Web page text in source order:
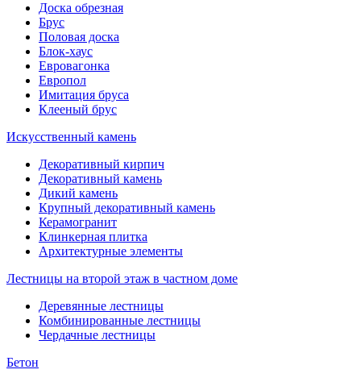
Доска обрезная
Брус
Половая доска
Блок-хаус
Евровагонка
Европол
Имитация бруса
Клееный брус
Искусственный камень
Декоративный кирпич
Декоративный камень
Дикий камень
Крупный декоративный камень
Керамогранит
Клинкерная плитка
Архитектурные элементы
Лестницы на второй этаж в частном доме
Деревянные лестницы
Комбинированные лестницы
Чердачные лестницы
Бетон